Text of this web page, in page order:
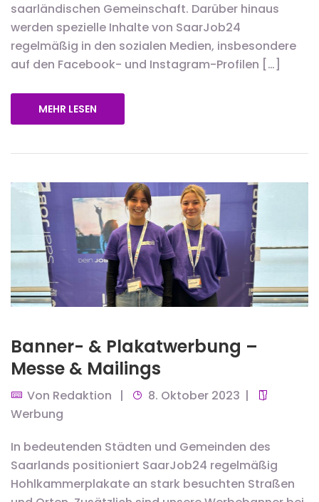
saarländischen Gemeinschaft. Darüber hinaus
werden spezielle Inhalte von SaarJob24
regelmäßig in den sozialen Medien, insbesondere
auf den Facebook- und Instagram-Profilen […]
MEHR LESEN
Banner- & Plakatwerbung –
Messe & Mailings
Von Redaktion
8. Oktober 2023
Werbung
In bedeutenden Städten und Gemeinden des
Saarlands positioniert SaarJob24 regelmäßig
Hohlkammerplakate an stark besuchten Straßen